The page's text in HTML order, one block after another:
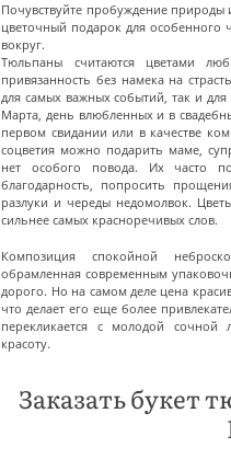
Почувствуйте пробуждение
цветочный подарок для особенного
вокруг.
Тюльпаны считаются цветами
привязанность без намека на
для самых важных событий, так и
Марта, день влюбленных и в
первом свидании или в качестве
соцветия можно подарить маме,
нет особого повода. Их часто
благодарность, попросить
разлуки и череды недомолвок.
сильнее самых красноречивых слов.
Композиция спокойной
обрамленная современным
дорого. Но на самом деле цена
что делает его еще более
перекликается с молодой сочной
красоту.
Заказать букет